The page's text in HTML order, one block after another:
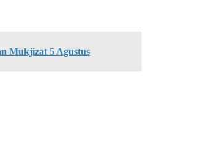
Mukjizat 5 Agustus